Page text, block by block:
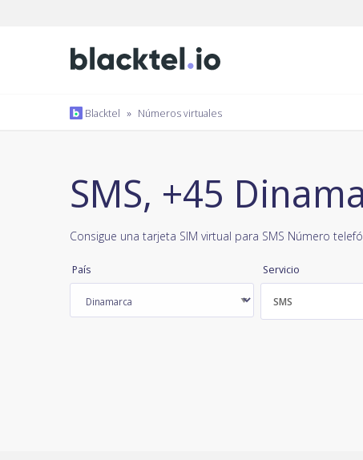
Blacktel » Números virtuales
SMS, +45
Consigue una tarjeta SIM virtual para SMS Número
País Servicio
SMS